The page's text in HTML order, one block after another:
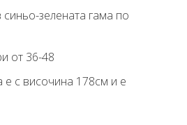
зелената гама по
от 36-48
е с височина 178см и е